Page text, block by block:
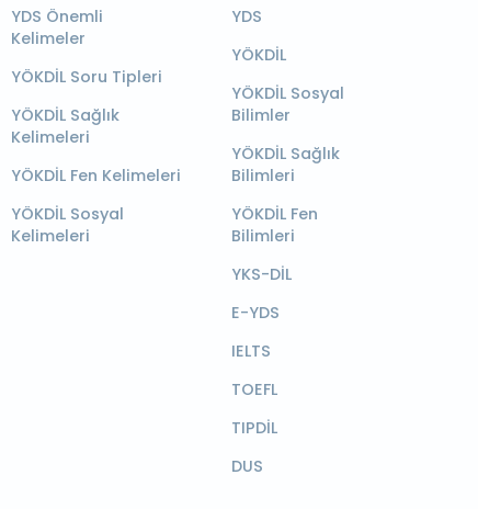
YDS Önemli
Kelimeler
YÖKDİL Soru Tipleri
YÖKDİL Sağlık
Kelimeleri
YÖKDİL Fen Kelimeleri
YÖKDİL Sosyal
Kelimeleri
YDS
YÖKDİL
YÖKDİL Sosyal
Bilimler
YÖKDİL Sağlık
Bilimleri
YÖKDİL Fen
Bilimleri
YKS-DİL
E-YDS
IELTS
TOEFL
TIPDİL
DUS